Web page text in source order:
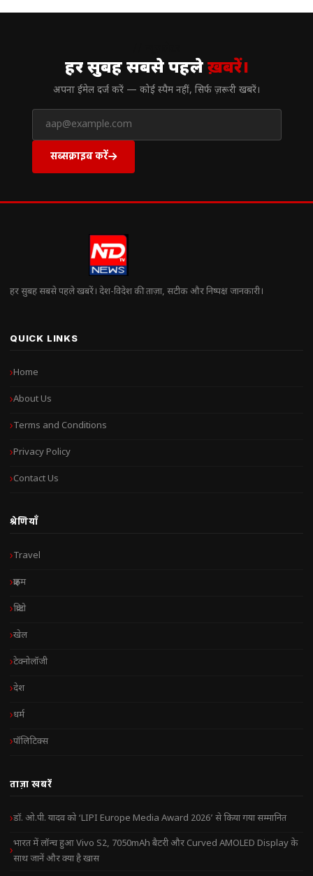
हर सुबह सबसे पहलेख़बरें।
अपना ईमेल दर्ज करें — कोई स्पैम नहीं, सिर्फ ज़रूरी खबरें।
सब्सक्राइब करें
हर सुबह सबसे पहले खबरें। देश-विदेश की ताज़ा, सटीक और निष्पक्ष जानकारी।
QUICK LINKS
Home
About Us
Terms and Conditions
Privacy Policy
Contact Us
श्रेणियाँ
Travel
क्राइम
क्रिप्टो
खेल
टेक्नोलॉजी
देश
धर्म
पॉलिटिक्स
ताज़ा खबरें
डॉ. ओ.पी. यादव को ‘LIPI Europe Media Award 2026’ से किया गया सम्मानित
भारत में लॉन्च हुआ Vivo S2, 7050mAh बैटरी और Curved AMOLED Display के
साथ जानें और क्या है खास